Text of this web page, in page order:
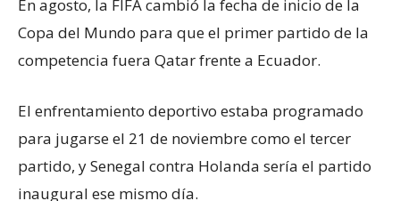
En agosto, la FIFA cambió la fecha de inicio de la
Copa del Mundo para que el primer partido de la
competencia fuera Qatar frente a Ecuador.
El enfrentamiento deportivo estaba programado
para jugarse el 21 de noviembre como el tercer
partido, y Senegal contra Holanda sería el partido
inaugural ese mismo día.